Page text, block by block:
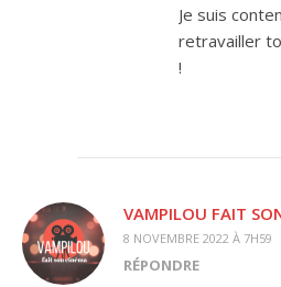
Je suis
retravailler
!
VAMPILOU FAIT
8 NOVEMBRE 2022 À 7H59
RÉPONDRE